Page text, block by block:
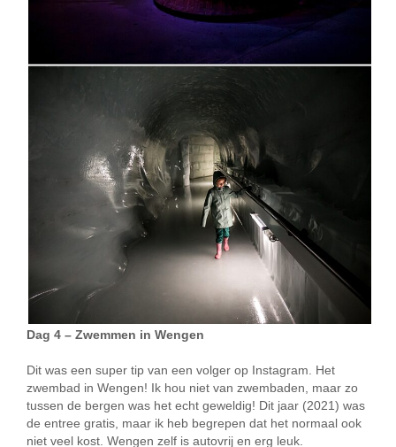
Dag 4 – Zwemmen in Wengen
Dit was een super tip van een volger op Instagram. Het
zwembad in Wengen! Ik hou niet van zwembaden, maar zo
tussen de bergen was het echt geweldig! Dit jaar (2021) was
de entree gratis, maar ik heb begrepen dat het normaal ook
niet veel kost. Wengen zelf is autovrij en erg leuk.